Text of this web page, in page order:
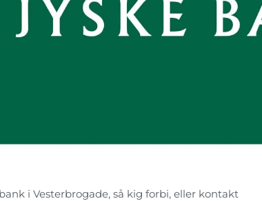
i Vesterbrogade, så kig forbi, eller kontakt